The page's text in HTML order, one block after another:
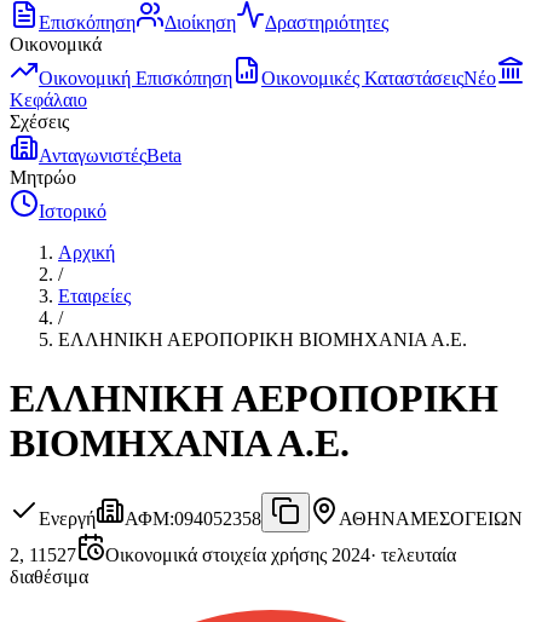
Επισκόπηση
Διοίκηση
Δραστηριότητες
Οικονομικά
Οικονομική Επισκόπηση
Οικονομικές ΚαταστάσειςΝέο
Κεφάλαιο
Σχέσεις
ΑνταγωνιστέςBeta
Μητρώο
Ιστορικό
Αρχική
/
Εταιρείες
/
ΕΛΛΗΝΙΚΗ ΑΕΡΟΠΟΡΙΚΗ ΒΙΟΜΗΧΑΝΙΑ Α.Ε.
ΕΛΛΗΝΙΚΗ ΑΕΡΟΠΟΡΙΚΗ
ΒΙΟΜΗΧΑΝΙΑ Α.Ε.
Ενεργή ΑΦΜ:094052358 ΑΘΗΝΑΜΕΣΟΓΕΙΩΝ
2, 11527
Οικονομικά στοιχεία χρήσης 2024· τελευταία
διαθέσιμα